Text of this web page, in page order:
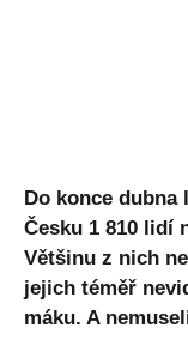
Do konce
Česku 1 810 lidí
Většinu z nich
jejich téměř
máku. A